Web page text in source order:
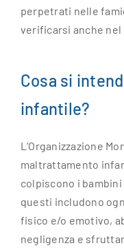
perpetrati nelle
verificarsi anche
Cosa si
infantile?
L’Organizzazione
maltrattamento
colpiscono i
questi includono
fisico e/o emotivo,
negligenza e